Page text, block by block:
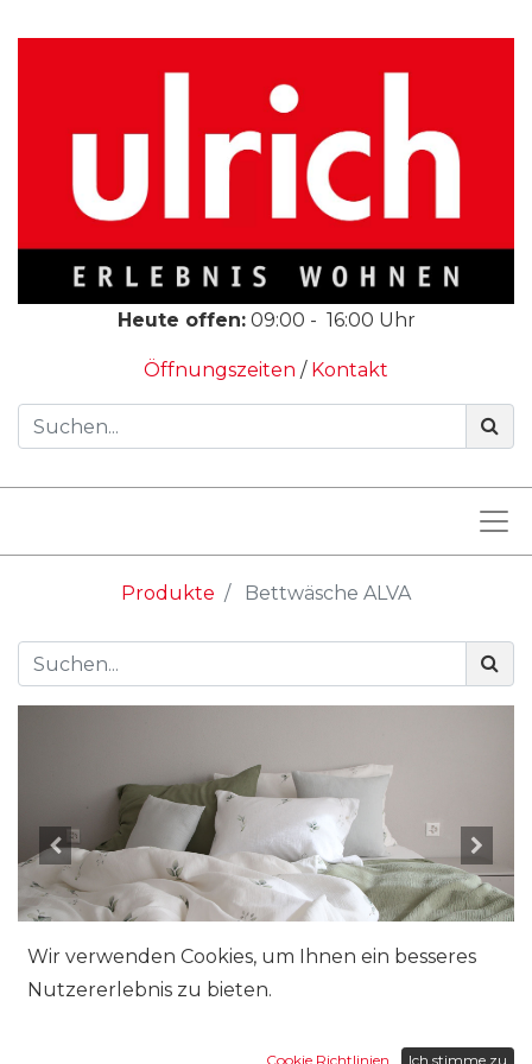
Heute offen: 09:00 - 16:00 Uhr
Öffnungszeiten / Kontakt
Produkte Bettwäsche ALVA
Wir verwenden Cookies, um Ihnen ein besseres
Nutzererlebnis zu bieten.
Cookie Richtlinien Ich stimme zu